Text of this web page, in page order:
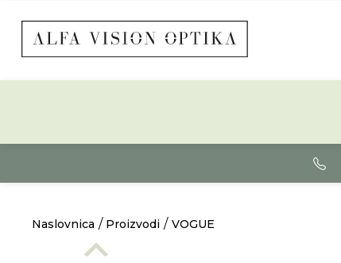
Naslovnica Proizvodi VOGUE